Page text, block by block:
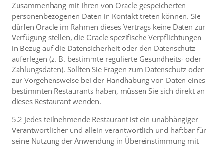
Zusammenhang mit Ihren von Oracle gespeicherten
personenbezogenen Daten in Kontakt treten können. Sie
dürfen Oracle im Rahmen dieses Vertrags keine Daten zur
Verfügung stellen, die Oracle spezifische Verpflichtungen
in Bezug auf die Datensicherheit oder den Datenschutz
auferlegen (z. B. bestimmte regulierte Gesundheits- oder
Zahlungsdaten). Sollten Sie Fragen zum Datenschutz oder
zur Vorgehensweise bei der Handhabung von Daten eines
bestimmten Restaurants haben, müssen Sie sich direkt an
dieses Restaurant wenden.
5.2 Jedes teilnehmende Restaurant ist ein unabhängiger
Verantwortlicher und allein verantwortlich und haftbar für
seine Nutzung der Anwendung in Übereinstimmung mit